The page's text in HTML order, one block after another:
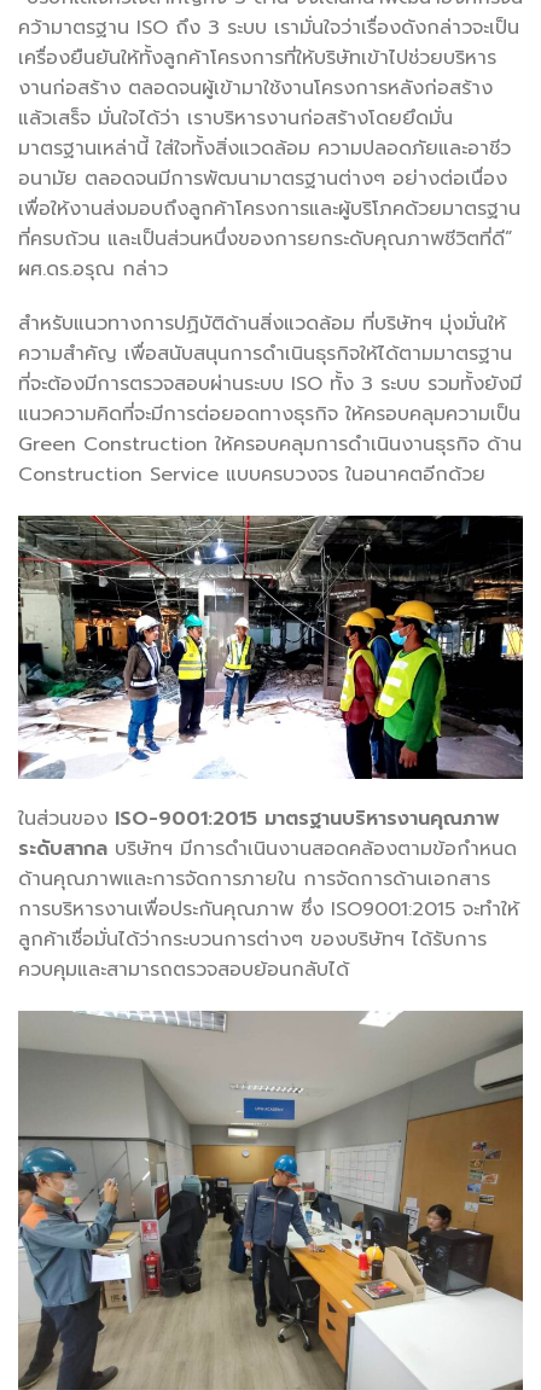
คว้ามาตรฐาน ISO ถึง 3 ระบบ เรามั่นใจว่าเรื่องดังกล่าวจะเป็น
เครื่องยืนยันให้ทั้งลูกค้าโครงการที่ให้บริษัทเข้าไปช่วยบริหาร
งานก่อสร้าง ตลอดจนผู้เข้ามาใช้งานโครงการหลังก่อสร้าง
แล้วเสร็จ มั่นใจได้ว่า เราบริหารงานก่อสร้างโดยยึดมั่น
มาตรฐานเหล่านี้ ใส่ใจทั้งสิ่งแวดล้อม ความปลอดภัยและอาชีว
อนามัย ตลอดจนมีการพัฒนามาตรฐานต่างๆ อย่างต่อเนื่อง
เพื่อให้งานส่งมอบถึงลูกค้าโครงการและผู้บริโภคด้วยมาตรฐาน
ที่ครบถ้วน และเป็นส่วนหนึ่งของการยกระดับคุณภาพชีวิตที่ดี”
ผศ.ดร.อรุณ กล่าว
สำหรับแนวทางการปฏิบัติด้านสิ่งแวดล้อม ที่บริษัทฯ มุ่งมั่นให้
ความสำคัญ เพื่อสนับสนุนการดำเนินธุรกิจให้ได้ตามมาตรฐาน
ที่จะต้องมีการตรวจสอบผ่านระบบ ISO ทั้ง 3 ระบบ รวมทั้งยังมี
แนวความคิดที่จะมีการต่อยอดทางธุรกิจ ให้ครอบคลุมความเป็น
Green Construction ให้ครอบคลุมการดำเนินงานธุรกิจ ด้าน
Construction Service แบบครบวงจร ในอนาคตอีกด้วย
ในส่วนของ ISO-9001:2015 มาตรฐานบริหารงานคุณภาพ
ระดับสากล บริษัทฯ มีการดำเนินงานสอดคล้องตามข้อกำหนด
ด้านคุณภาพและการจัดการภายใน การจัดการด้านเอกสาร
การบริหารงานเพื่อประกันคุณภาพ ซึ่ง ISO9001:2015 จะทำให้
ลูกค้าเชื่อมั่นได้ว่ากระบวนการต่างๆ ของบริษัทฯ ได้รับการ
ควบคุมและสามารถตรวจสอบย้อนกลับได้